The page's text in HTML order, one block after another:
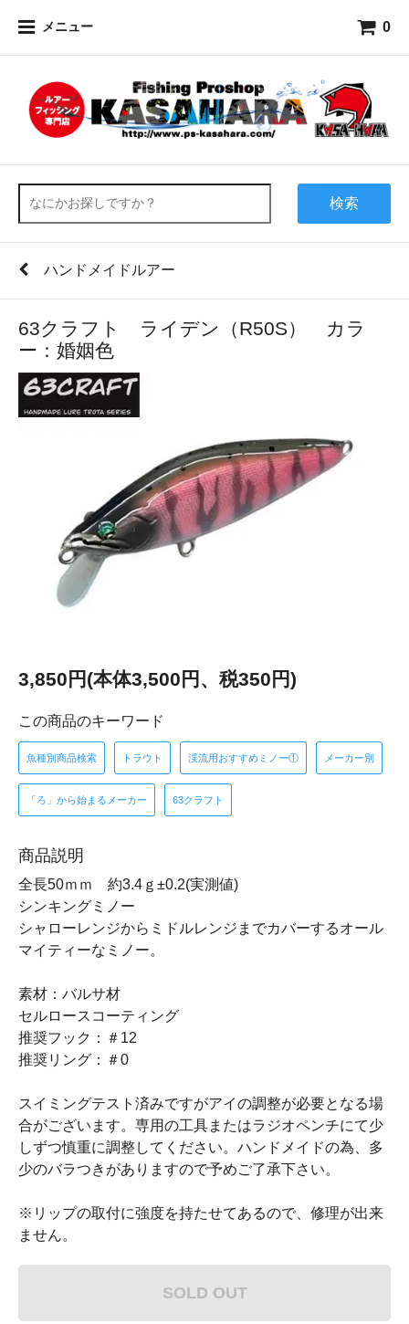
メニュー 0
検索
ハンドメイドルアー
63クラフト ライデン（R50S） カラ
ー：婚姻色
3,850円(本体3,500円、税350円)
この商品のキーワード
魚種別商品検索 トラウト 渓流用おすすめミノー① メーカー別
「ろ」から始まるメーカー 63クラフト
商品説明
全長50ｍｍ 約3.4ｇ±0.2(実測値)
シンキングミノー
シャローレンジからミドルレンジまでカバーするオール
マイティーなミノー。
素材：バルサ材
セルロースコーティング
推奨フック：＃12
推奨リング：＃0
スイミングテスト済みですがアイの調整が必要となる場
合がございます。専用の工具またはラジオペンチにて少
しずつ慎重に調整してください。ハンドメイドの為、多
少のバラつきがありますので予めご了承下さい。
※リップの取付に強度を持たせてあるので、修理が出来
ません。
SOLD OUT